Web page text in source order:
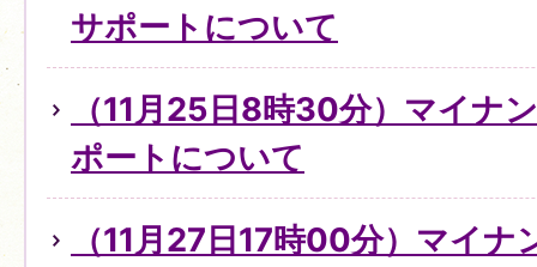
サポートについて
（11月25日8時30分）マイナ
ポートについて
（11月27日17時00分）マイ